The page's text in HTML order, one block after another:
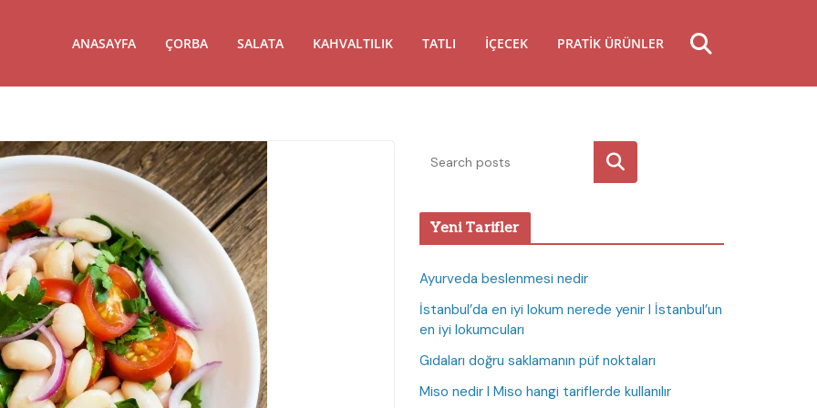
ANASAYFA ÇORBA SALATA KAHVALTILIK TATLI İÇECEK PRATIK ÜRÜNLER
Ara
Yeni Tarifler
Ayurveda beslenmesi nedir
İstanbul’da en iyi lokum nerede yenir I İstanbul’un
en iyi lokumcuları
Gıdaları doğru saklamanın püf noktaları
Miso nedir I Miso hangi tariflerde kullanılır